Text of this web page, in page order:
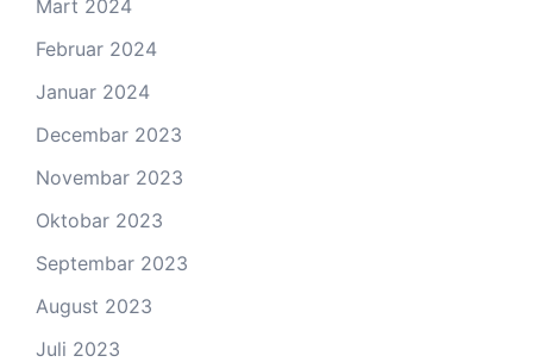
Mart 2024
Februar 2024
Januar 2024
Decembar 2023
Novembar 2023
Oktobar 2023
Septembar 2023
August 2023
Juli 2023